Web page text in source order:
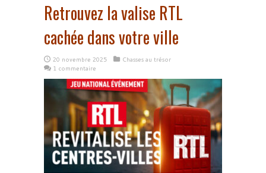
Retrouvez la valise RTL
cachée dans votre ville
20 novembre 2025
Chasses au trésor
1 commentaire